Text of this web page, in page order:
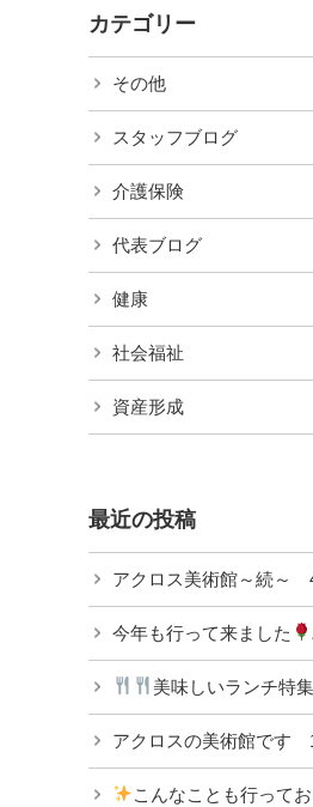
カテゴリー
その他
スタッフブログ
介護保険
代表ブログ
健康
社会福祉
資産形成
最近の投稿
アクロス美術館～続～
今年も行って来ました
美味しいランチ特
アクロスの美術館です
こんなことも行って